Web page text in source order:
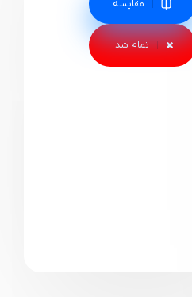
مقایسه